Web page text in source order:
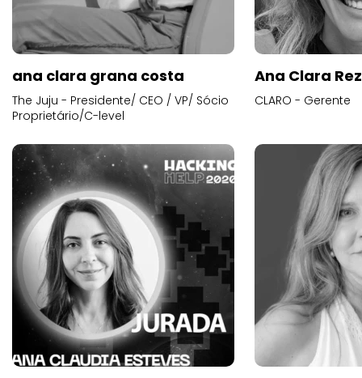
ana clara grana costa
The Juju - Presidente/ CEO / VP/ Sócio
Proprietário/C-level
Ana Clara
CLARO - Gerente